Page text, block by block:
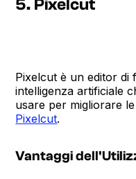
5. Pixelcut
Pixelcut è un editor di
intelligenza artificiale
usare per migliorare
Pixelcut.
Vantaggi